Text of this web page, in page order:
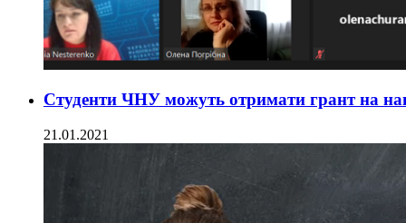
Студенти ЧНУ можуть отримати грант на
21.01.2021